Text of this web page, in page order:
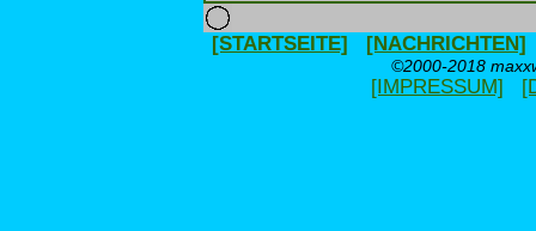
[STARTSEITE] [NACHRICHTEN]
©2000-2018
[IMPRESSUM]